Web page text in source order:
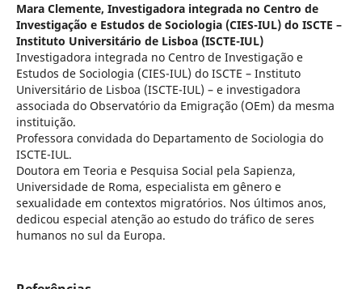
Mara Clemente, Investigadora integrada no Centro de
Investigação e Estudos de Sociologia (CIES-IUL) do ISCTE –
Instituto Universitário de Lisboa (ISCTE-IUL)
Investigadora integrada no Centro de Investigação e
Estudos de Sociologia (CIES-IUL) do ISCTE – Instituto
Universitário de Lisboa (ISCTE-IUL) – e investigadora
associada do Observatório da Emigração (OEm) da mesma
instituição.
Professora convidada do Departamento de Sociologia do
ISCTE-IUL.
Doutora em Teoria e Pesquisa Social pela Sapienza,
Universidade de Roma, especialista em gênero e
sexualidade em contextos migratórios. Nos últimos anos,
dedicou especial atenção ao estudo do tráfico de seres
humanos no sul da Europa.